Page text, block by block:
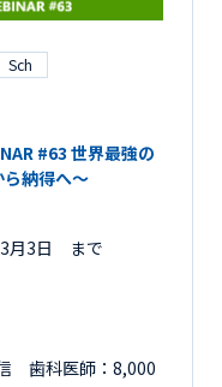
Sch
#63 世界最強の
納得へ～
3月3日 まで
歯科医師：8,000